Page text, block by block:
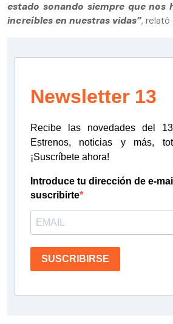
estado sonando siempre que nos
increíbles en nuestras vidas”, relató
Newsletter 13
Recibe las novedades del
Estrenos, noticias y más,
¡Suscríbete ahora!
Introduce tu dirección de e-
suscribirte
SUSCRIBIRSE